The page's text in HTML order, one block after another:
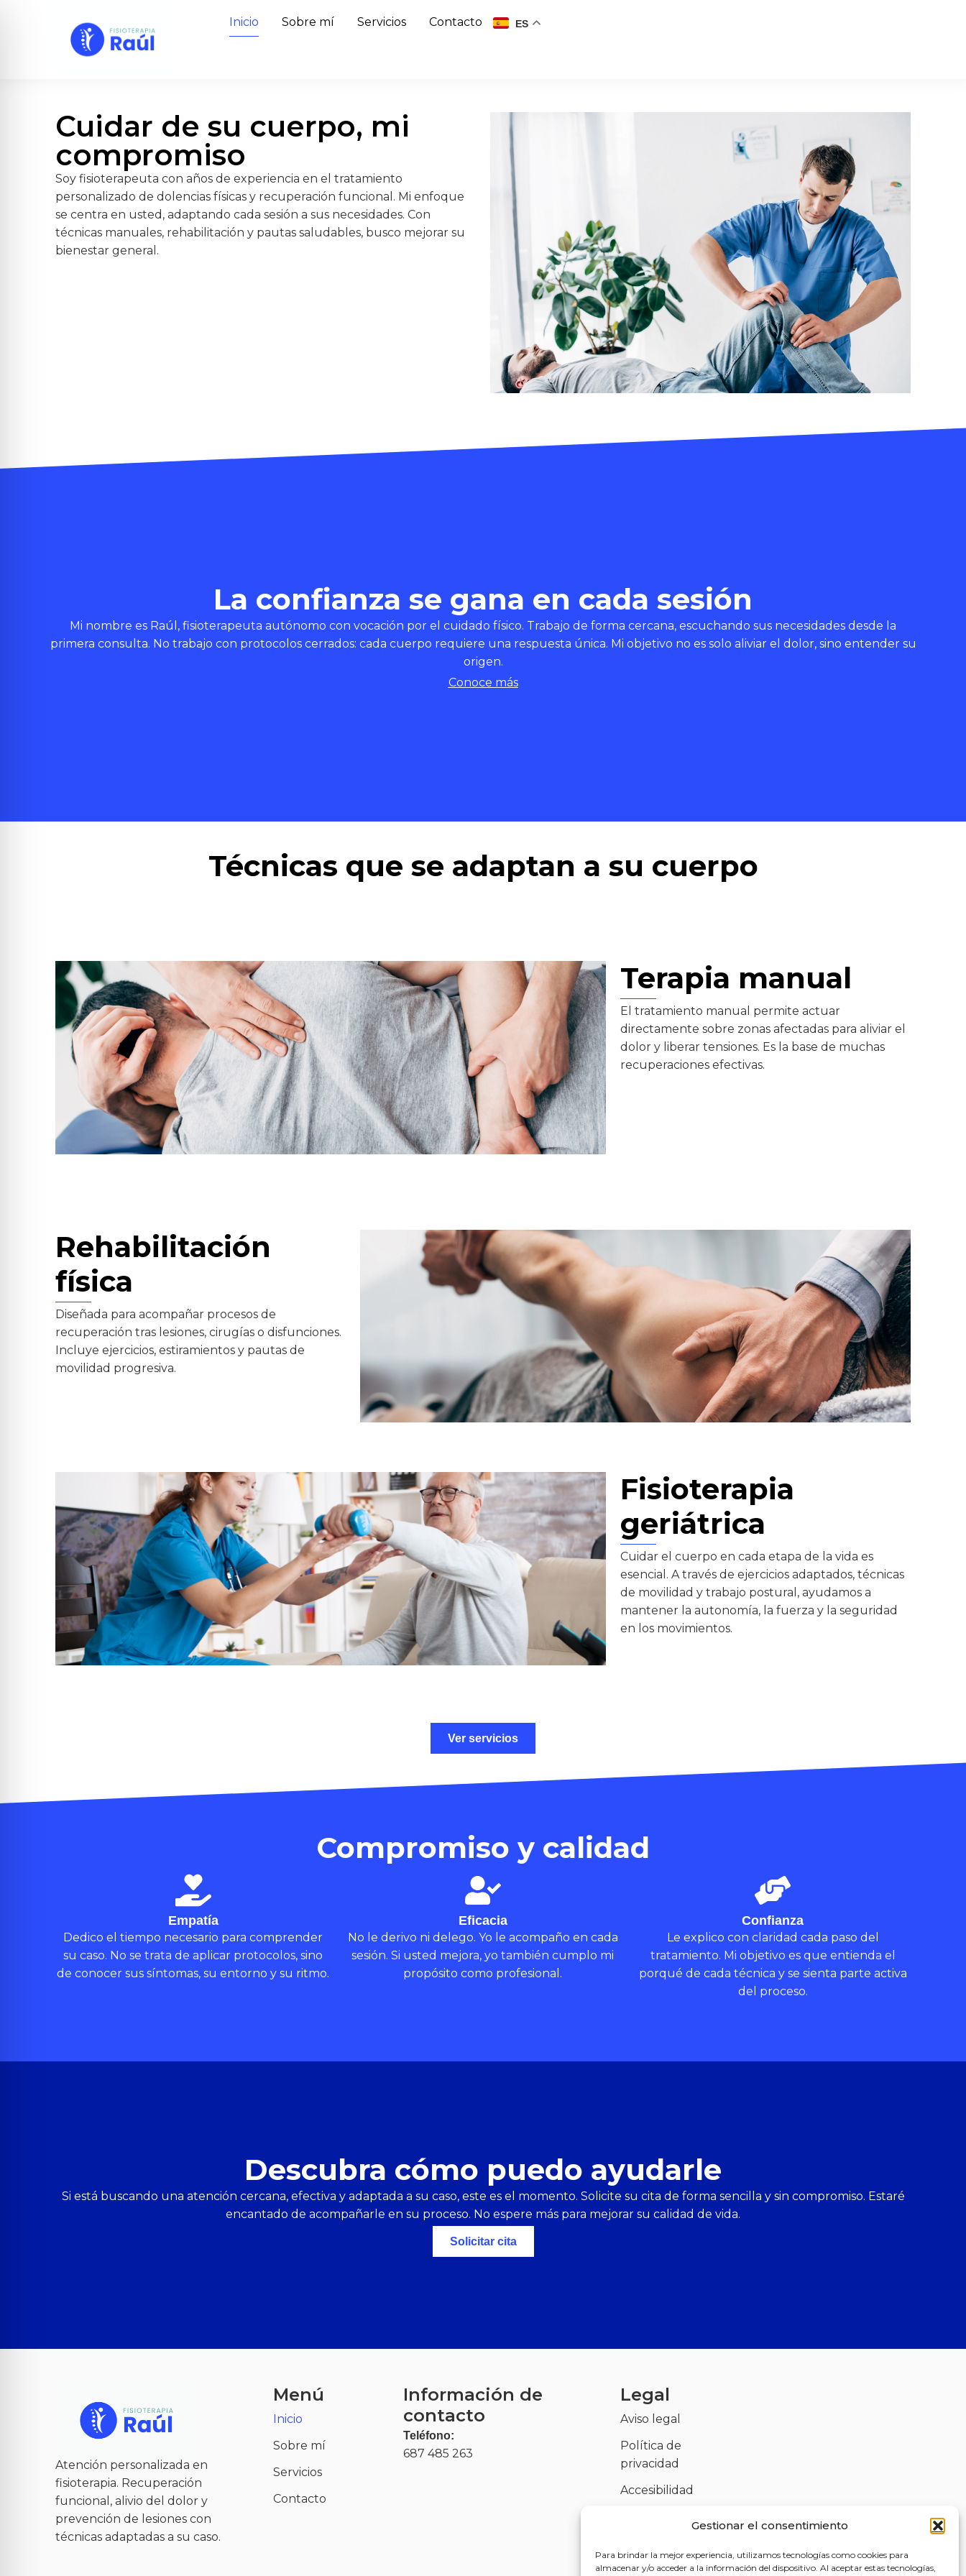
Gestionar el consentimiento
Para brindar la mejor experiencia, utilizamos tecnologías como cookies para
almacenar y/o acceder a la información del dispositivo. Al aceptar estas tecnologías,
Inicio Sobre mí Servicios Contacto ES
Cuidar de su cuerpo, mi
compromiso
Soy fisioterapeuta con años de experiencia en el tratamiento
personalizado de dolencias físicas y recuperación funcional. Mi enfoque
se centra en usted, adaptando cada sesión a sus necesidades. Con
técnicas manuales, rehabilitación y pautas saludables, busco mejorar su
bienestar general.
La confianza se gana en cada sesión
Mi nombre es Raúl, fisioterapeuta autónomo con vocación por el cuidado físico. Trabajo de forma cercana, escuchando sus necesidades desde la
primera consulta. No trabajo con protocolos cerrados: cada cuerpo requiere una respuesta única. Mi objetivo no es solo aliviar el dolor, sino entender su
origen.
Conoce más
Técnicas que se adaptan a su cuerpo
Terapia manual
El tratamiento manual permite actuar
directamente sobre zonas afectadas para aliviar el
dolor y liberar tensiones. Es la base de muchas
recuperaciones efectivas.
Rehabilitación
física
Diseñada para acompañar procesos de
recuperación tras lesiones, cirugías o disfunciones.
Incluye ejercicios, estiramientos y pautas de
movilidad progresiva.
Fisioterapia
geriátrica
Cuidar el cuerpo en cada etapa de la vida es
esencial. A través de ejercicios adaptados, técnicas
de movilidad y trabajo postural, ayudamos a
mantener la autonomía, la fuerza y la seguridad
en los movimientos.
Ver servicios
Compromiso y calidad
Empatía
Dedico el tiempo necesario para comprender
su caso. No se trata de aplicar protocolos, sino
de conocer sus síntomas, su entorno y su ritmo.
Eficacia
No le derivo ni delego. Yo le acompaño en cada
sesión. Si usted mejora, yo también cumplo mi
propósito como profesional.
Confianza
Le explico con claridad cada paso del
tratamiento. Mi objetivo es que entienda el
porqué de cada técnica y se sienta parte activa
del proceso.
Descubra cómo puedo ayudarle
Si está buscando una atención cercana, efectiva y adaptada a su caso, este es el momento. Solicite su cita de forma sencilla y sin compromiso. Estaré
encantado de acompañarle en su proceso. No espere más para mejorar su calidad de vida.
Solicitar cita
Atención personalizada en
fisioterapia. Recuperación
funcional, alivio del dolor y
prevención de lesiones con
técnicas adaptadas a su caso.
Menú
Inicio
Sobre mí
Servicios
Contacto
Información de
contacto
Teléfono:
687 485 263
Legal
Aviso legal
Política de
privacidad
Accesibilidad